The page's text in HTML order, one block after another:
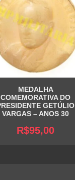
MEDALHA
COMEMORATIVA DO
GETÚLIO
VARGAS – ANOS 30
R$95,00